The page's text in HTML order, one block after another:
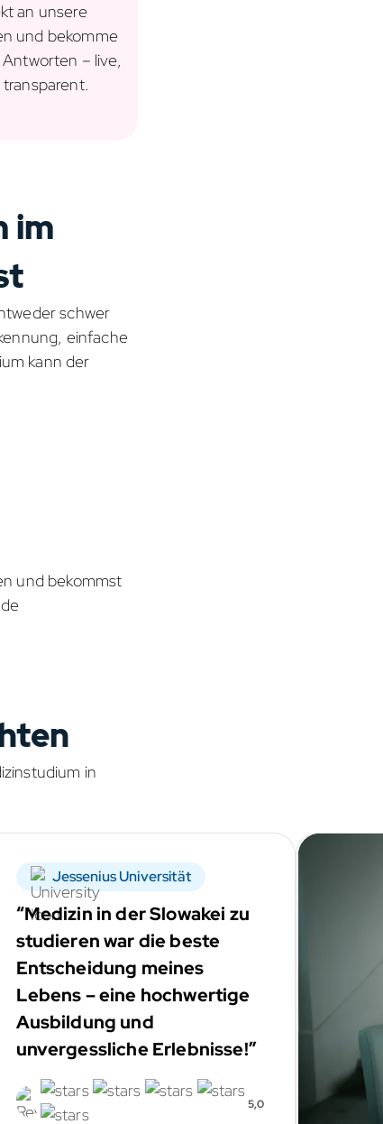
an unsere
und bekomme
– live,
im
schwer
einfache
kann der
und bekommst
in
Jessenius Universität
“Medizin in der Slowakei zu
studieren war die beste
Entscheidung meines
Lebens – eine hochwertige
Ausbildung und
unvergessliche Erlebnisse!”
5,0